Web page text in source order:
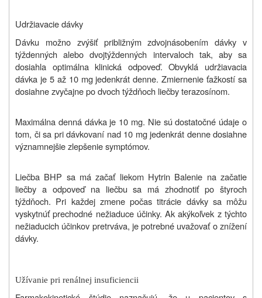
Udržiavacie dávky
Dávku možno zvýšiť približným zdvojnásobením dávky v
týždenných alebo dvojtýždenných intervaloch tak, aby sa
dosiahla optimálna klinická odpoveď. Obvyklá udržiavacia
dávka je 5 až 10 mg jedenkrát denne. Zmiernenie ťažkostí sa
dosiahne zvyčajne po dvoch týždňoch liečby terazosínom.
Maximálna denná dávka je 10 mg. Nie sú dostatočné údaje o
tom, či sa pri dávkovaní nad 10 mg jedenkrát denne dosiahne
významnejšie zlepšenie symptómov.
Liečba BHP sa má začať liekom Hytrin Balenie na začatie
liečby a odpoveď na liečbu sa má zhodnotiť po štyroch
týždňoch. Pri každej zmene počas titrácie dávky sa môžu
vyskytnúť prechodné nežiaduce účinky. Ak akýkoľvek z týchto
nežiaducich účinkov pretrváva, je potrebné uvažovať o znížení
dávky.
Užívanie pri renálnej insuficiencii